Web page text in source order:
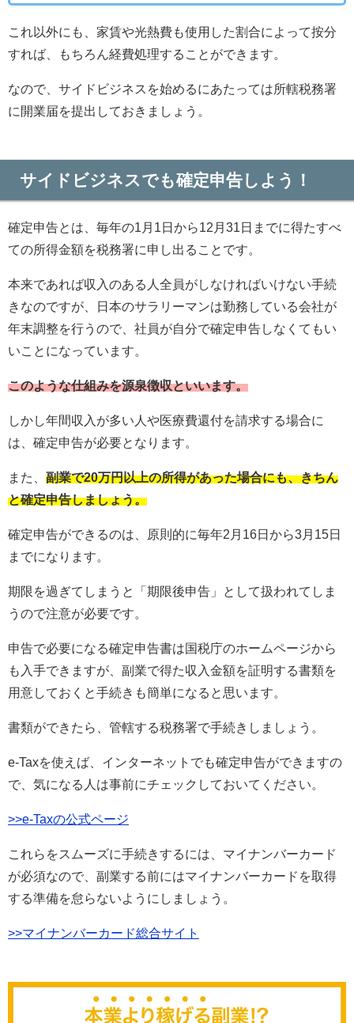
これ以外にも、家賃や光熱費も使用した割合によって按分
すれば、もちろん経費処理することができます。
なので、サイドビジネスを始めるにあたっては所轄税務署
に開業届を提出しておきましょう。
サイドビジネスでも確定申告しよう！
確定申告とは、毎年の1月1日から12月31日までに得たすべ
ての所得金額を税務署に申し出ることです。
本来であれば収入のある人全員がしなければいけない手続
きなのですが、日本のサラリーマンは勤務している会社が
年末調整を行うので、社員が自分で確定申告しなくてもい
いことになっています。
このような仕組みを源泉徴収といいます。
しかし年間収入が多い人や医療費還付を請求する場合に
は、確定申告が必要となります。
また、 副業で20万円以上の所得があった場合にも、きちん
と確定申告しましょう。
確定申告ができるのは、原則的に毎年2月16日から3月15日
までになります。
期限を過ぎてしまうと「期限後申告」として扱われてしま
うので注意が必要です。
申告で必要になる確定申告書は国税庁のホームページから
も入手できますが、副業で得た収入金額を証明する書類を
用意しておくと手続きも簡単になると思います。
書類ができたら、管轄する税務署で手続きしましょう。
e-Taxを使えば、インターネットでも確定申告ができますの
で、気になる人は事前にチェックしておいてください。
>>e-Taxの公式ページ
これらをスムーズに手続きするには、マイナンバーカード
が必須なので、副業する前にはマイナンバーカードを取得
する準備を怠らないようにしましょう。
>>マイナンバーカード総合サイト